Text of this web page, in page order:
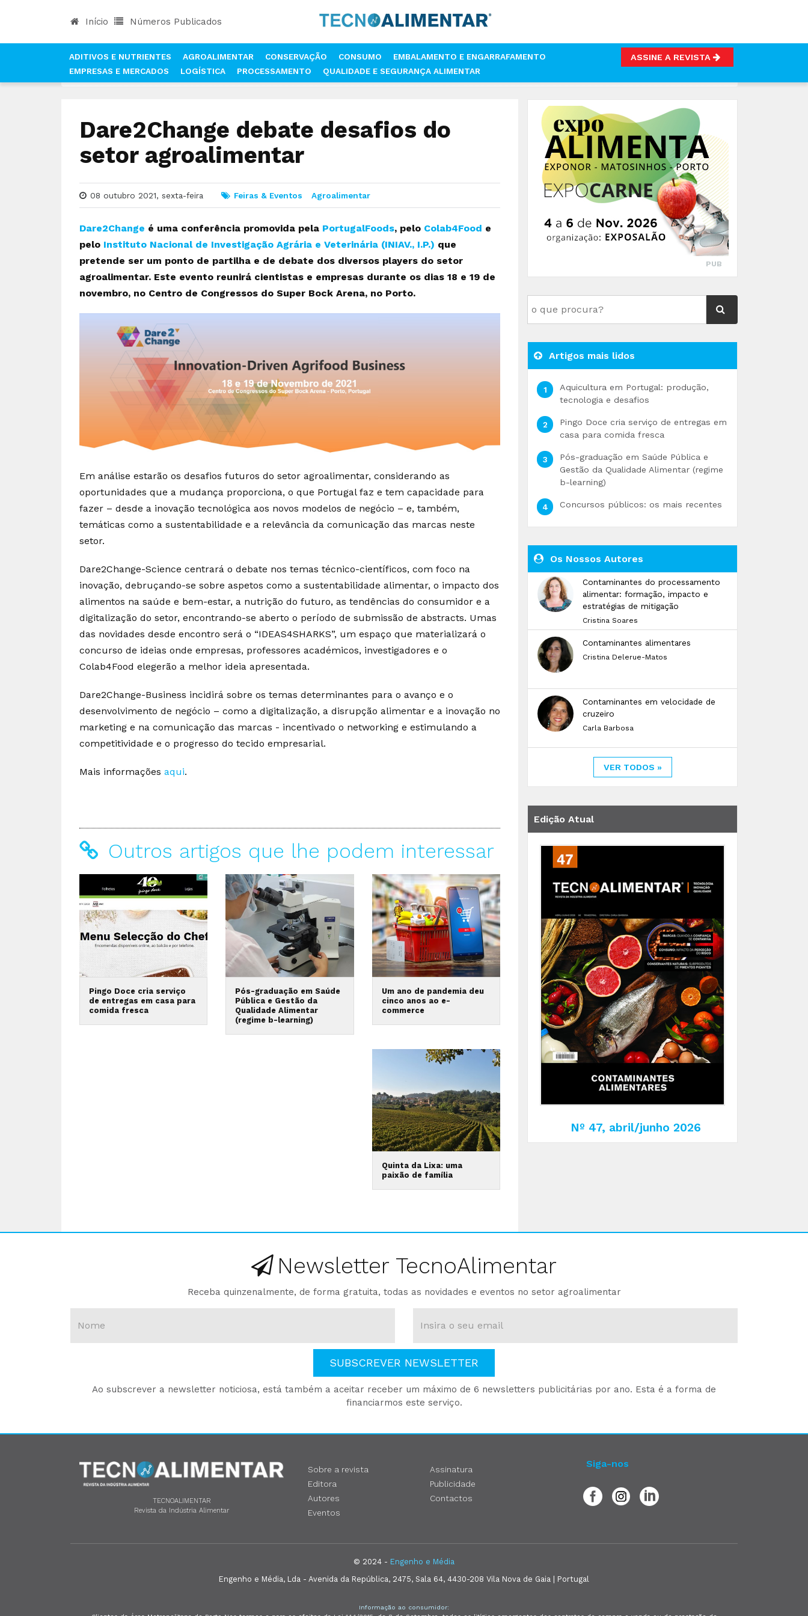
Início Números Publicados
ADITIVOS E NUTRIENTES AGROALIMENTAR CONSERVAÇÃO CONSUMO
EMBALAMENTO E ENGARRAFAMENTO
EMPRESAS E MERCADOS
LOGÍSTICA PROCESSAMENTO QUALIDADE E SEGURANÇA ALIMENTAR
ASSINE A REVISTA
DARE2CHANGE DEBATE DESAFIOS DO SETOR AGROALIMENTAR
Dare2Change debate desafios do
setor agroalimentar
08 outubro 2021, sexta-feira Feiras & Eventos Agroalimentar
Dare2Change é uma conferência promovida pela PortugalFoods, pelo Colab4Food e
pelo Instituto Nacional de Investigação Agrária e Veterinária (INIAV., I.P.) que
pretende ser um ponto de partilha e de debate dos diversos players do setor
agroalimentar. Este evento reunirá cientistas e empresas durante os dias 18 e 19 de
novembro, no Centro de Congressos do Super Bock Arena, no Porto.
Em análise estarão os desafios futuros do setor agroalimentar, considerando as
oportunidades que a mudança proporciona, o que Portugal faz e tem capacidade para
fazer – desde a inovação tecnológica aos novos modelos de negócio – e, também,
temáticas como a sustentabilidade e a relevância da comunicação das marcas neste
setor.
Dare2Change-Science centrará o debate nos temas técnico-científicos, com foco na
inovação, debruçando-se sobre aspetos como a sustentabilidade alimentar, o impacto dos
alimentos na saúde e bem-estar, a nutrição do futuro, as tendências do consumidor e a
digitalização do setor, encontrando-se aberto o período de submissão de abstracts. Umas
das novidades desde encontro será o “IDEAS4SHARKS”, um espaço que materializará o
concurso de ideias onde empresas, professores académicos, investigadores e o
Colab4Food elegerão a melhor ideia apresentada.
Dare2Change-Business incidirá sobre os temas determinantes para o avanço e o
desenvolvimento de negócio – como a digitalização, a disrupção alimentar e a inovação no
marketing e na comunicação das marcas - incentivado o networking e estimulando a
competitividade e o progresso do tecido empresarial.
Mais informações aqui.
Outros artigos que lhe podem interessar
Pingo Doce cria serviço
de entregas em casa para
comida fresca
Pós-graduação em Saúde
Pública e Gestão da
Qualidade Alimentar
(regime b-learning)
Um ano de pandemia deu
cinco anos ao e-
commerce
Quinta da Lixa: uma
paixão de família
PUB
Artigos mais lidos
Aquicultura em Portugal: produção,
tecnologia e desafios
Pingo Doce cria serviço de entregas em
casa para comida fresca
Pós-graduação em Saúde Pública e
Gestão da Qualidade Alimentar (regime
b-learning)
Concursos públicos: os mais recentes
Os Nossos Autores
Contaminantes do processamento
alimentar: formação, impacto e
estratégias de mitigação
Cristina Soares
Contaminantes alimentares
Cristina Delerue-Matos
Contaminantes em velocidade de
cruzeiro
Carla Barbosa
VER TODOS »
Edição Atual
Nº 47, abril/junho 2026
Newsletter TecnoAlimentar
Receba quinzenalmente, de forma gratuita, todas as novidades e eventos no setor agroalimentar
SUBSCREVER NEWSLETTER
Ao subscrever a newsletter noticiosa, está também a aceitar receber um máximo de 6 newsletters publicitárias por ano. Esta é a forma de
financiarmos este serviço.
TECNOALIMENTAR
Revista da Indústria Alimentar
Sobre a revista
Editora
Autores
Eventos
Assinatura
Publicidade
Contactos
Siga-nos
© 2024 - Engenho e Média
Engenho e Média, Lda - Avenida da República, 2475, Sala 64, 4430-208 Vila Nova de Gaia | Portugal
Informação ao consumidor: